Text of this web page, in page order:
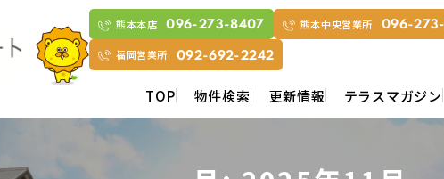
熊本本店 096-273-8407 熊本中央営業所 096-273-
福岡営業所 092-692-2242
TOP 物件検索 更新情報 テラスマガジン